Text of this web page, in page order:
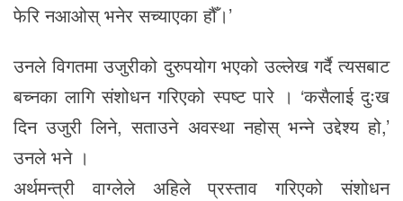
फेरि नआओस् भनेर सच्याएका हौँ।’
उनले विगतमा उजुरीको दुरुपयोग भएको उल्लेख गर्दै त्यसबाट
बच्नका लागि संशोधन गरिएको स्पष्ट पारे । ‘कसैलाई दुःख
दिन उजुरी लिने, सताउने अवस्था नहोस् भन्ने उद्देश्य हो,’
उनले भने ।
अर्थमन्त्री वाग्लेले अहिले प्रस्ताव गरिएको संशोधन